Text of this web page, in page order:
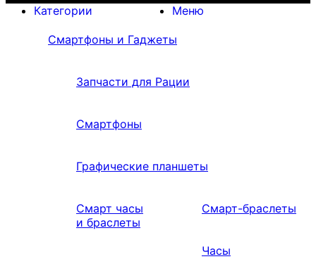
Меню
Категории
Смартфоны и Гаджеты
Запчасти для Рации
Смартфоны
Графические планшеты
Смарт часы
и браслеты
Смарт-браслеты
Часы